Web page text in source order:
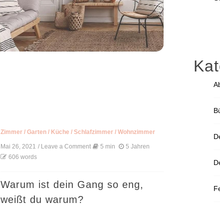
Zimmer /Garten / Küche /Schlafzimmer /Wohnzimmer
Mai 26, 2021 / Leave a Comment on
Gang
5 min
5 Jahren
606 words
Warum ist dein Gang so eng,
weißt du warum?